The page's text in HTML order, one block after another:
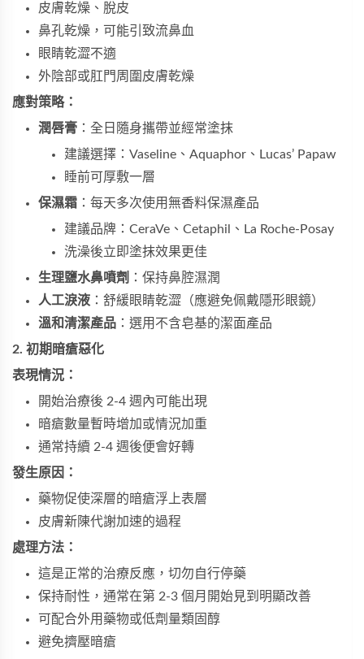
皮膚乾燥、脫皮
鼻孔乾燥，可能引致流鼻血
眼睛乾澀不適
外陰部或肛門周圍皮膚乾燥
應對策略：
潤唇膏 ：全日隨身攜帶並經常塗抹
建議選擇：Vaseline、Aquaphor、Lucas’ Papaw
睡前可厚敷一層
保濕霜 ：每天多次使用無香料保濕產品
建議品牌：CeraVe、Cetaphil、La Roche-Posay
洗澡後立即塗抹效果更佳
生理鹽水鼻噴劑
：保持鼻腔濕潤
人工淚液 ：舒緩眼睛乾澀（應避免佩戴隱形眼鏡）
溫和清潔產品 ：選用不含皂基的潔面產品
2. 初期暗瘡惡化
表現情況：
開始治療後 2-4 週內可能出現
暗瘡數量暫時增加或情況加重
通常持續 2-4 週後便會好轉
發生原因：
藥物促使深層的暗瘡浮上表層
皮膚新陳代謝加速的過程
處理方法：
這是正常的治療反應，切勿自行停藥
保持耐性，通常在第 2-3 個月開始見到明顯改善
可配合外用藥物或低劑量類固醇
避免擠壓暗瘡